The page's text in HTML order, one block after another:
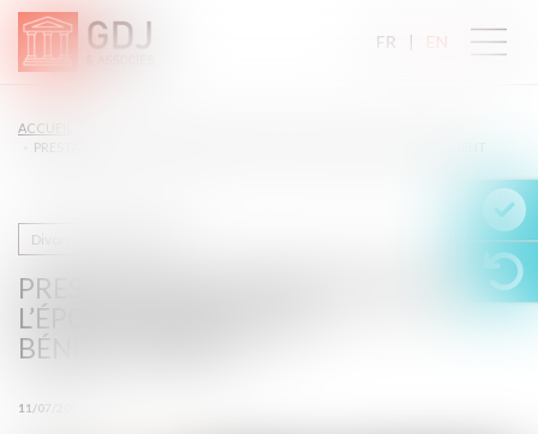
FR EN
ACCUEIL
PRESTATION COMPENSATOIRE DE L’ÉPOUX TRAVAILLANT BÉNÉVOLEMENT
PRESTATION COMPENSATOIRE DE
L’ÉPOUX TRAVAILLANT
BÉNÉVOLEMENT
11/07/2019
Divorce et séparation